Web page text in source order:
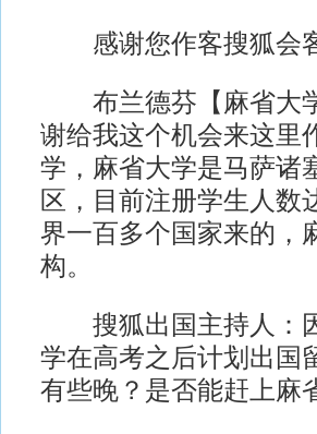
感谢您作客搜狐会客
布兰德芬【麻省大学
谢给我这个机会来这里
学，麻省大学是马萨诸
区，目前注册学生人数
界一百多个国家来的，
构。
搜狐出国主持人：因
学在高考之后计划出国
有些晚？是否能赶上麻